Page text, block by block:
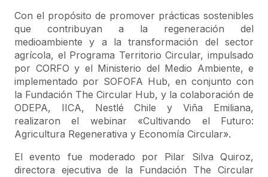
Con el propósito de promover prácticas sostenibles
que contribuyan a la regeneración del
medioambiente y a la transformación del sector
agrícola, el Programa Territorio Circular, impulsado
por CORFO y el Ministerio del Medio Ambiente, e
implementado por SOFOFA Hub, en conjunto con
la Fundación The Circular Hub, y la colaboración de
ODEPA, IICA, Nestlé Chile y Viña Emiliana,
realizaron el webinar «Cultivando el Futuro:
Agricultura Regenerativa y Economía Circular».
El evento fue moderado por Pilar Silva Quiroz,
directora ejecutiva de la Fundación The Circular